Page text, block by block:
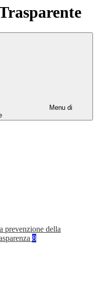
Menu di
prevenzione della
8